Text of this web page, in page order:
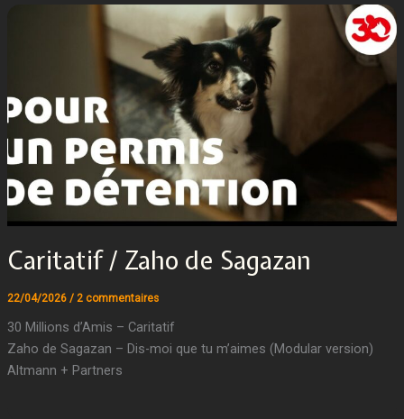
Caritatif / Zaho de Sagazan
22/04/2026 / 2 commentaires
30 Millions d’Amis – Caritatif
Zaho de Sagazan – Dis-moi que tu m’aimes (Modular version)
Altmann + Partners